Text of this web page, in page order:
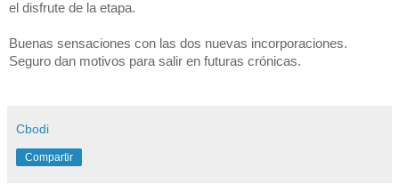
el disfrute de la etapa.
Buenas sensaciones con las dos nuevas incorporaciones.
Seguro dan motivos para salir en futuras crónicas.
Cbodi
Compartir